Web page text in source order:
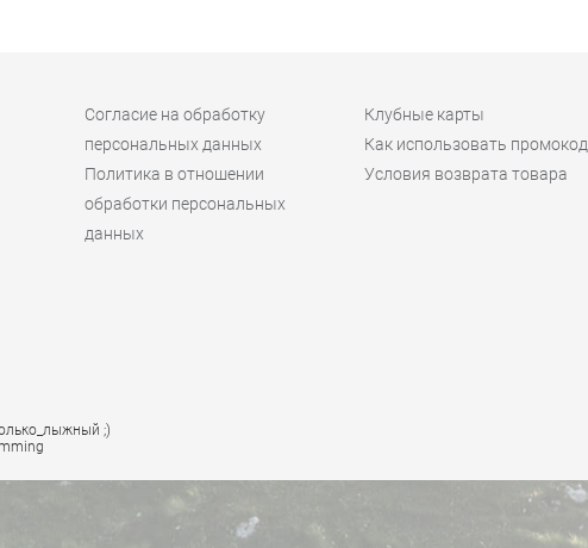
Согласие на обработку
персональных данных
Политика в отношении
обработки персональных
данных
Клубные карты
Как использовать промокод
Условия возврата товара
;)